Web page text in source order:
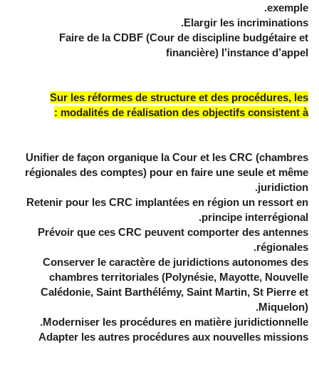
exemple.
Elargir les incriminations.
Faire de la CDBF (Cour de discipline budgétaire et
financière) l’instance d’appel
Sur les réformes de structure et des procédures, les
modalités de réalisation des objectifs consistent à :
Unifier de façon organique la Cour et les CRC (chambres
régionales des comptes) pour en faire une seule et même
juridiction.
Retenir pour les CRC implantées en région un ressort en
principe interrégional.
Prévoir que ces CRC peuvent comporter des antennes
régionales.
Conserver le caractère de juridictions autonomes des
chambres territoriales (Polynésie, Mayotte, Nouvelle
Calédonie, Saint Barthélémy, Saint Martin, St Pierre et
Miquelon).
Moderniser les procédures en matière juridictionnelle.
Adapter les autres procédures aux nouvelles missions